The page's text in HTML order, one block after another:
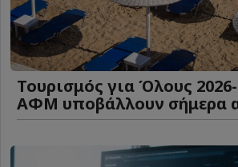
Τουρισμός για Όλους
ΑΦΜ υποβάλλουν σήμερα